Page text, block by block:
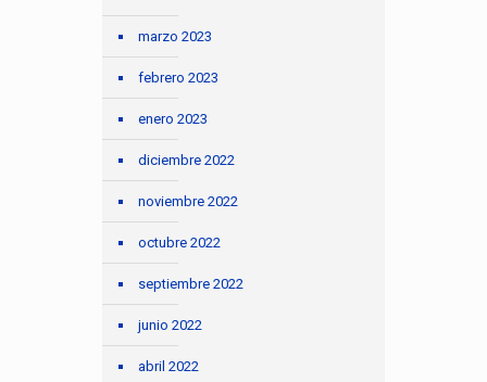
marzo 2023
febrero 2023
enero 2023
diciembre 2022
noviembre 2022
octubre 2022
septiembre 2022
junio 2022
abril 2022